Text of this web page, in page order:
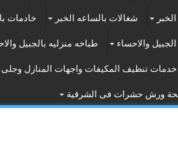
شغالات بالساعه الخبر خادمات
والاحساء طباخه منزليه بالجبيل
خدمات تنظيف المكيفات واجهات المنازل وجلى
ورش حشرات فى الشرقية